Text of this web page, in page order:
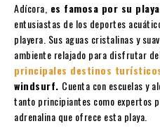
Adícora, es famosa por su
entusiastas de los deportes
playera. Sus aguas cristalinas y
ambiente relajado para disfrutar
principales destinos
windsurf. Cuenta con escuelas y
tanto principiantes como expertos
adrenalina que ofrece esta playa.